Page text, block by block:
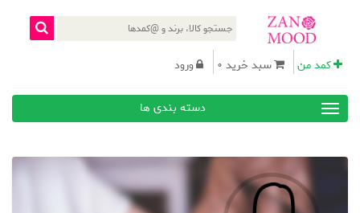
کمد من سبد خرید 0 ورود
دسته بندی ها